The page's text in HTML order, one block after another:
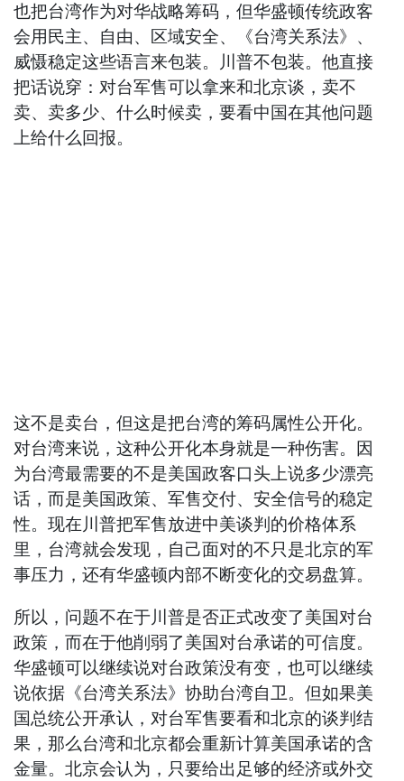
也把台湾作为对华战略筹码，但华盛顿传统政客
会用民主、自由、区域安全、《台湾关系法》、
威慑稳定这些语言来包装。川普不包装。他直接
把话说穿：对台军售可以拿来和北京谈，卖不
卖、卖多少、什么时候卖，要看中国在其他问题
上给什么回报。
这不是卖台，但这是把台湾的筹码属性公开化。
对台湾来说，这种公开化本身就是一种伤害。因
为台湾最需要的不是美国政客口头上说多少漂亮
话，而是美国政策、军售交付、安全信号的稳定
性。现在川普把军售放进中美谈判的价格体系
里，台湾就会发现，自己面对的不只是北京的军
事压力，还有华盛顿内部不断变化的交易盘算。
所以，问题不在于川普是否正式改变了美国对台
政策，而在于他削弱了美国对台承诺的可信度。
华盛顿可以继续说对台政策没有变，也可以继续
说依据《台湾关系法》协助台湾自卫。但如果美
国总统公开承认，对台军售要看和北京的谈判结
果，那么台湾和北京都会重新计算美国承诺的含
金量。北京会认为，只要给出足够的经济或外交